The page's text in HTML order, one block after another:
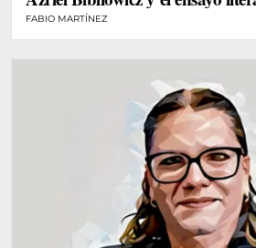
FABIO MARTÍNEZ